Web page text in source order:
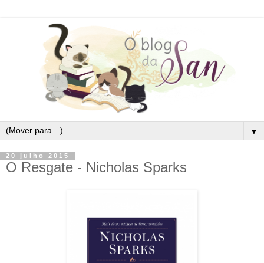
▼
20 julho 2015
O Resgate - Nicholas Sparks